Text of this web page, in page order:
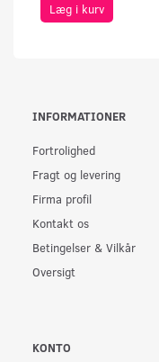
Læg i kurv
INFORMATIONER
Fortrolighed
Fragt og levering
Firma profil
Kontakt os
Betingelser & Vilkår
Oversigt
KONTO